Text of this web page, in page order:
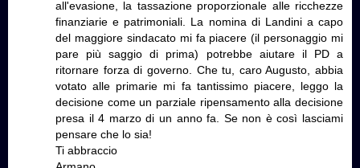
all'evasione, la tassazione proporzionale alle ricchezze
finanziarie e patrimoniali. La nomina di Landini a capo
del maggiore sindacato mi fa piacere (il personaggio mi
pare più saggio di prima) potrebbe aiutare il PD a
ritornare forza di governo. Che tu, caro Augusto, abbia
votato alle primarie mi fa tantissimo piacere, leggo la
decisione come un parziale ripensamento alla decisione
presa il 4 marzo di un anno fa. Se non è così lasciami
pensare che lo sia!
Ti abbraccio